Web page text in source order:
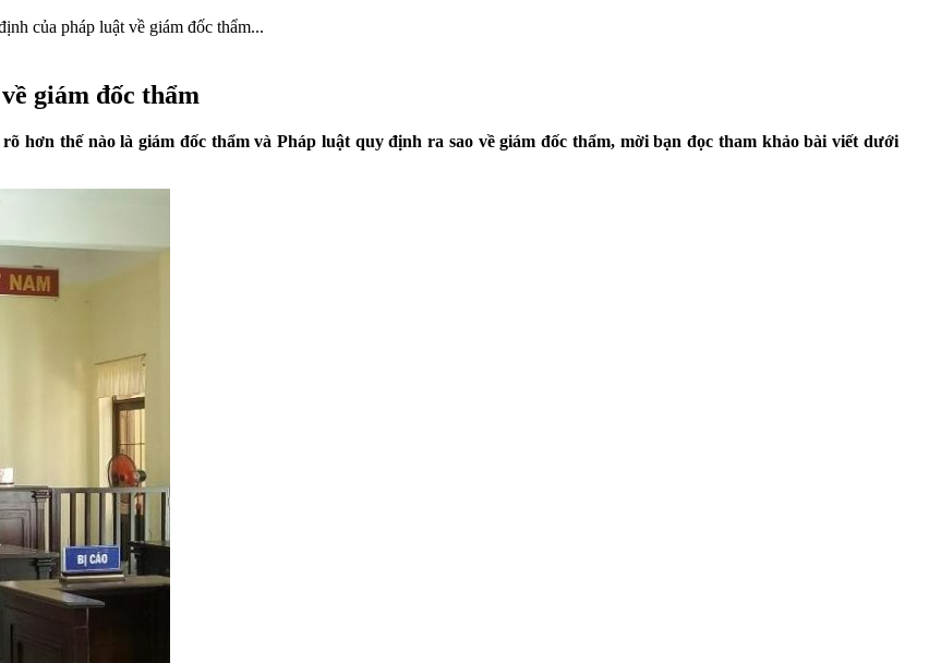
của pháp luật về giám đốc thẩm...
giám đốc thẩm
hơn thế nào là giám đốc thẩm và Pháp luật quy định ra sao về giám đốc thẩm, mời bạn đọc tham khảo bài viết dưới